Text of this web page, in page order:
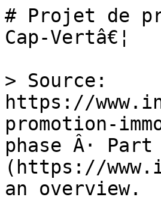
# Projet de
Cap-Vertâ€¦
> Source:
https://
promotion-
phase Â·
(https://
an overview.